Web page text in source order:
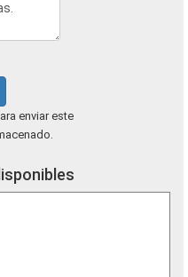
enviar este